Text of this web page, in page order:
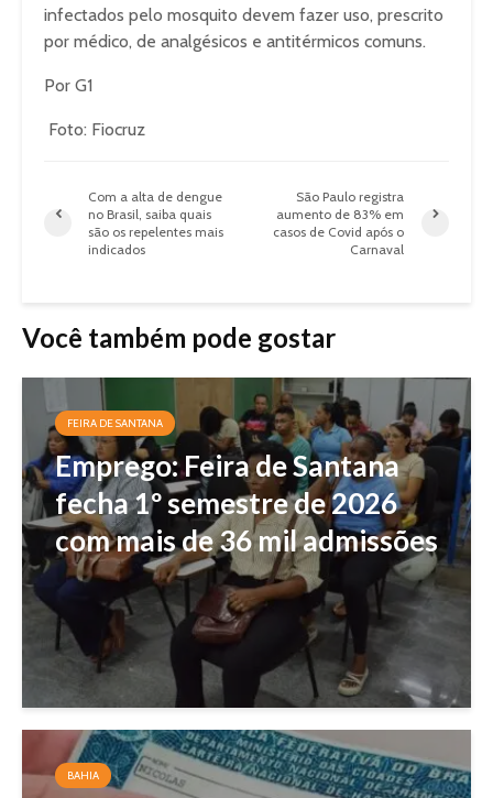
infectados pelo mosquito devem fazer uso, prescrito
por médico, de analgésicos e antitérmicos comuns.
Por G1
Foto: Fiocruz
Com a alta de dengue
no Brasil, saiba quais
são os repelentes mais
indicados
São Paulo registra
aumento de 83% em
casos de Covid após o
Carnaval
Você também pode gostar
FEIRA DE SANTANA
Emprego: Feira de Santana
fecha 1º semestre de 2026
com mais de 36 mil admissões
BAHIA